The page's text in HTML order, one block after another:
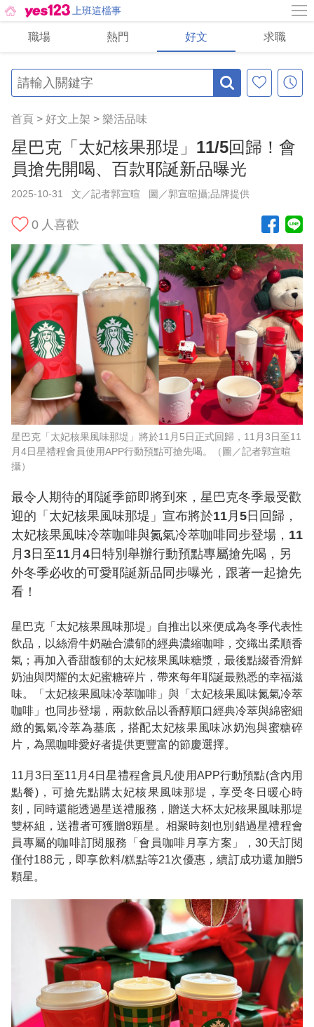
上班這檔事
職場 熱門 好文 求職
首頁 > 好文上架 > 樂活品味
星巴克「太妃核果那堤」11/5回歸！會
員搶先開喝、百款耶誕新品曝光
2025-10-31 文／記者郭宣暄 圖／郭宣暄攝;品牌提供
0 人喜歡
星巴克「太妃核果風味那堤」將於11月5日正式回歸，11月3日至11
月4日星禮程會員使用APP行動預點可搶先喝。（圖／記者郭宣暄
攝）
最令人期待的耶誕季節即將到來，星巴克冬季最受歡
迎的「太妃核果風味那堤」宣布將於11月5日回歸，
太妃核果風味冷萃咖啡與氮氣冷萃咖啡同步登場，11
月3日至11月4日特別舉辦行動預點專屬搶先喝，另
外冬季必收的可愛耶誕新品同步曝光，跟著一起搶先
看！
星巴克「太妃核果風味那堤」自推出以來便成為冬季代表性
飲品，以絲滑牛奶融合濃郁的經典濃縮咖啡，交織出柔順香
氣；再加入香甜馥郁的太妃核果風味糖漿，最後點綴香滑鮮
奶油與閃耀的太妃蜜糖碎片，帶來每年耶誕最熟悉的幸福滋
味。「太妃核果風味冷萃咖啡」與「太妃核果風味氮氣冷萃
咖啡」也同步登場，兩款飲品以香醇順口經典冷萃與綿密細
緻的氮氣冷萃為基底，搭配太妃核果風味冰奶泡與蜜糖碎
片，為黑咖啡愛好者提供更豐富的節慶選擇。
11月3日至11月4日星禮程會員凡使用APP行動預點(含內用
點餐)，可搶先點購太妃核果風味那堤，享受冬日暖心時
刻，同時還能透過星送禮服務，贈送大杯太妃核果風味那堤
雙杯組，送禮者可獲贈8顆星。相聚時刻也別錯過星禮程會
員專屬的咖啡訂閱服務「會員咖啡月享方案」，30天訂閱
僅付188元，即享飲料/糕點等21次優惠，續訂成功還加贈5
顆星。